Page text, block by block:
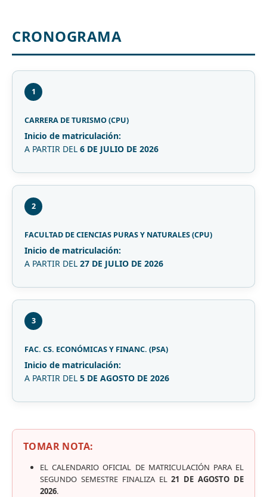
CRONOGRAMA
1
CARRERA DE TURISMO (CPU)
Inicio de matriculación:
A PARTIR DEL 6 DE JULIO DE 2026
2
FACULTAD DE CIENCIAS PURAS Y NATURALES (CPU)
Inicio de matriculación:
A PARTIR DEL 27 DE JULIO DE 2026
3
FAC. CS. ECONÓMICAS Y FINANC. (PSA)
Inicio de matriculación:
A PARTIR DEL 5 DE AGOSTO DE 2026
TOMAR NOTA:
EL CALENDARIO OFICIAL DE MATRICULACIÓN PARA EL
SEGUNDO SEMESTRE FINALIZA EL21 DE AGOSTO DE
2026.